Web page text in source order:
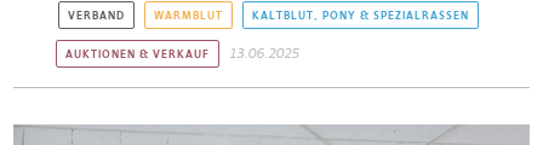
VERBAND WARMBLUT KALTBLUT, PONY & SPEZIALRASSEN
AUKTIONEN & VERKAUF 13.06.2025